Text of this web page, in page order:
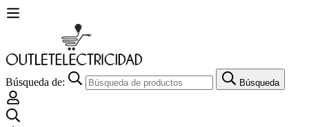
Búsqueda de: Búsqueda